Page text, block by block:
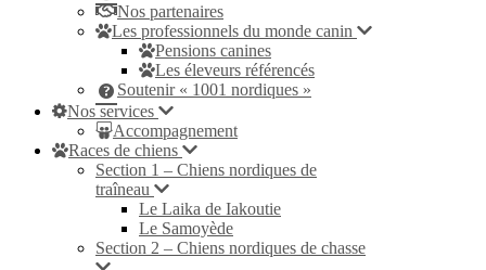
Nos partenaires
Les professionnels du monde canin
Pensions canines
Les éleveurs référencés
Soutenir « 1001 nordiques »
Nos services
Accompagnement
Races de chiens
Section 1 – Chiens nordiques de
traîneau
Le Laika de Iakoutie
Le Samoyède
Section 2 – Chiens nordiques de chasse